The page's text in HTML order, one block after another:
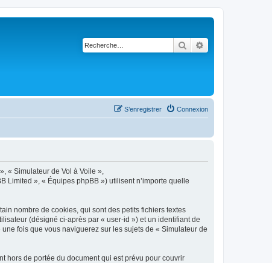
Rechercher
Connexion
S’enregistrer
« Simulateur de Vol à Voile »,
Limited », « Équipes phpBB ») utilisent n’importe quelle
nombre de cookies, qui sont des petits fichiers textes
(désigné ci-après par « user-id ») et un identifiant de
fois que vous naviguerez sur les sujets de « Simulateur de
hors de portée du document qui est prévu pour couvrir